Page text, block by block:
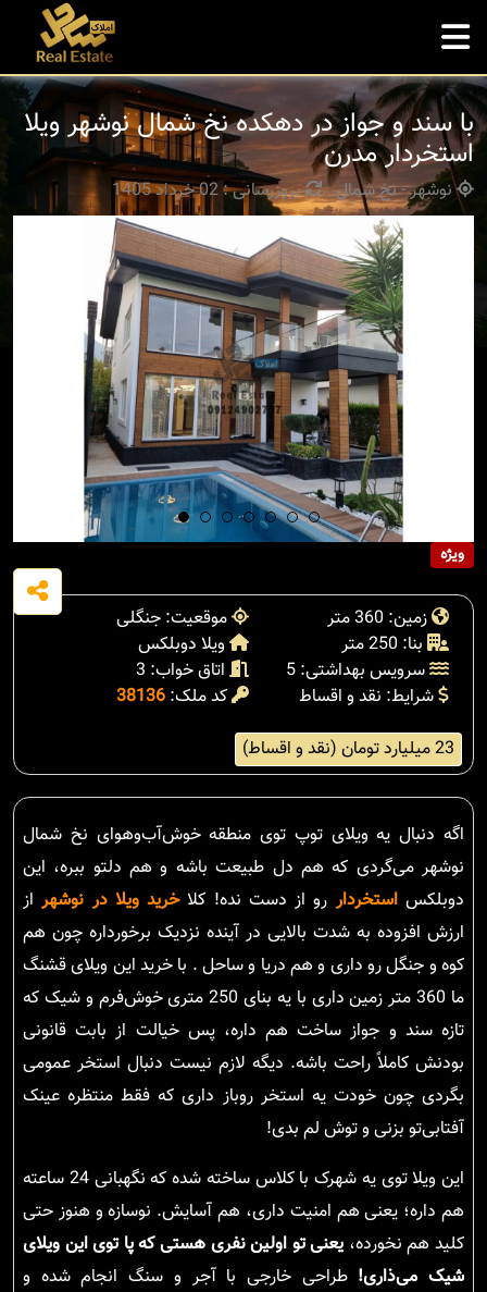
با سند و جواز در دهکده نخ شمال نوشهر ویلا
استخردار مدرن
نوشهر - نخ شمال بروزرسانی : 02 خرداد 1405
ویژه
زمین: 360 متر
موقعیت: جنگلی
بنا: 250 متر
ویلا دوبلکس
سرویس بهداشتی: 5
اتاق خواب: 3
شرایط: نقد و اقساط
کد ملک: 38136
23 میلیارد تومان (نقد و اقساط)
اگه دنبال یه ویلای توپ توی منطقه خوش‌آب‌و‌هوای نخ شمال
نوشهر می‌گردی که هم دل طبیعت باشه و هم دلتو ببره، این
دوبلکساستخردار رو از دست نده! کلاخرید ویلا در نوشهراز
ارزش افزوده به شدت بالایی در آینده نزدیک برخورداره چون هم
کوه و جنگل رو داری و هم دریا و ساحل . با خرید این ویلای قشنگ
ما 360 متر زمین داری با یه بنای 250 متری خوش‌فرم و شیک که
تازه سند و جواز ساخت هم داره، پس خیالت از بابت قانونی
بودنش کاملاً راحت باشه. دیگه لازم نیست دنبال استخر عمومی
بگردی چون خودت یه استخر روباز داری که فقط منتظره عینک
آفتابی‌تو بزنی و توش لم بدی!
این ویلا توی یه شهرک با کلاس ساخته شده که نگهبانی 24 ساعته
هم داره؛ یعنی هم امنیت داری، هم آسایش. نوسازه و هنوز حتی
کلید هم نخورده،یعنی تو اولین نفری هستی که پا توی این ویلای
شیک می‌ذاری! طراحی خارجی با آجر و سنگ انجام شده و